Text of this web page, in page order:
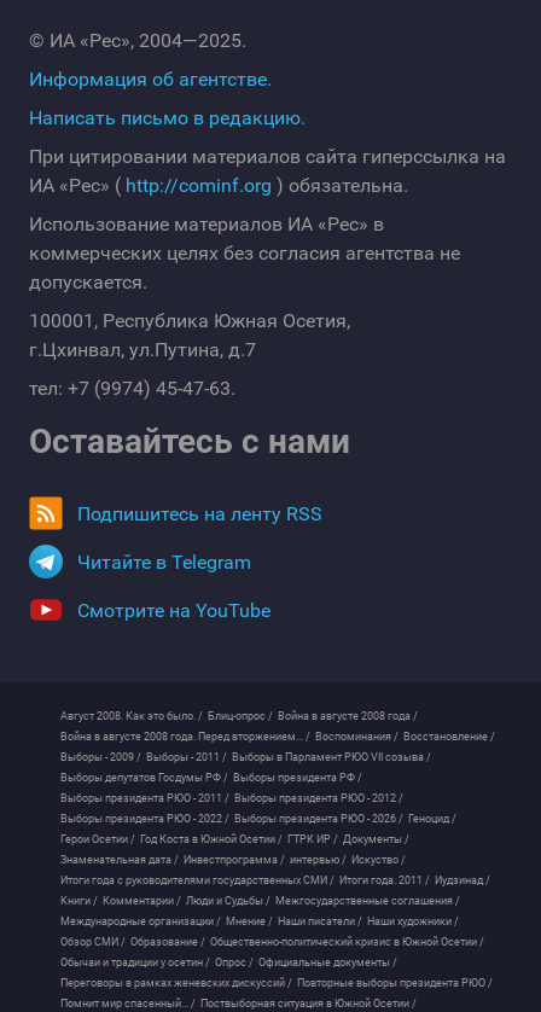
© ИА «Рес», 2004—2025.
Информация об агентстве.
Написать письмо в редакцию.
При цитировании материалов сайта гиперссылка на
ИА «Рес» ( http://cominf.org ) обязательна.
Использование материалов ИА «Рес» в
коммерческих целях без согласия агентства не
допускается.
100001, Республика Южная Осетия,
г.Цхинвал, ул.Путина, д.7
тел: +7 (9974) 45-47-63.
Оставайтесь с нами
Подпишитесь на ленту RSS
Читайте в Telegram
Смотрите на YouTube
Август 2008. Как это было. / Блиц-опрос / Война в августе 2008 года /
Война в августе 2008 года. Перед вторжением... / Воспоминания / Восстановление /
Выборы - 2009 / Выборы - 2011 / Выборы в Парламент РЮО VII созыва /
Выборы депутатов Госдумы РФ / Выборы президента РФ /
Выборы президента РЮО - 2011 / Выборы президента РЮО - 2012 /
Выборы президента РЮО - 2022 / Выборы президента РЮО - 2026 / Геноцид /
Герои Осетии / Год Коста в Южной Осетии / ГТРК ИР / Документы /
Знаменательная дата / Инвестпрограмма / интервью / Искуство /
Итоги года с руководителями государственных СМИ / Итоги года. 2011 / Иудзинад /
Книги / Комментарии / Люди и Судьбы / Межгосударственные соглашения /
Международные организации / Мнение / Наши писатели / Наши художники /
Обзор СМИ / Образование / Общественно-политический кризис в Южной Осетии /
Обычаи и традиции у осетин / Опрос / Официальные документы /
Переговоры в рамках женевских дискуссий / Повторные выборы президента РЮО /
Помнит мир спасенный... / Поствыборная ситуация в Южной Осетии /